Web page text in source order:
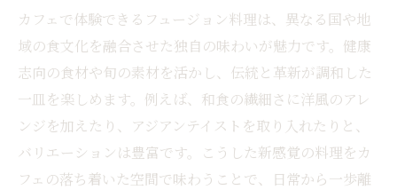
カフェで体験できるフュージョン料理は、異なる国や地
域の食文化を融合させた独自の味わいが魅力です。健康
志向の食材や旬の素材を活かし、伝統と革新が調和した
一皿を楽しめます。例えば、和食の繊細さに洋風のアレ
ンジを加えたり、アジアンテイストを取り入れたりと、
バリエーションは豊富です。こうした新感覚の料理をカ
フェの落ち着いた空間で味わうことで、日常から一歩離